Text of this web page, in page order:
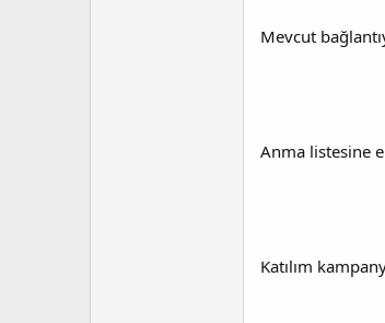
Mevcut
Anma listesine
Katılım